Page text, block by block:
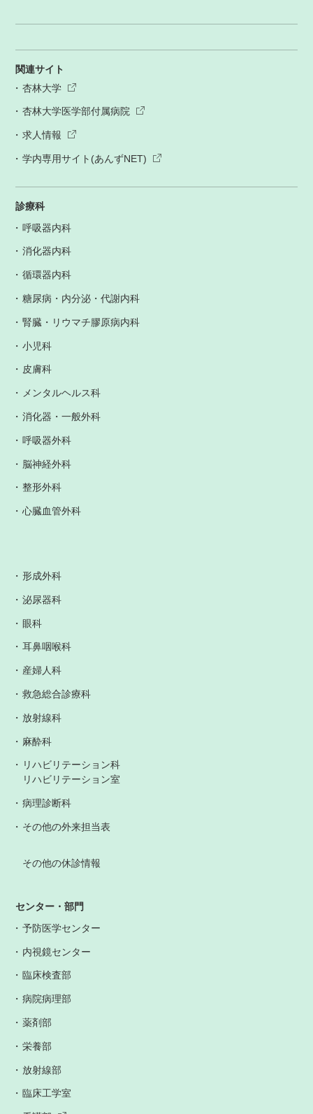
関連サイト
杏林大学
杏林大学医学部付属病院
求人情報
学内専用サイト(あんずNET)
診療科
呼吸器内科
消化器内科
循環器内科
糖尿病・内分泌・代謝内科
腎臓・リウマチ膠原病内科
小児科
皮膚科
メンタルヘルス科
消化器・一般外科
呼吸器外科
脳神経外科
整形外科
心臓血管外科
形成外科
泌尿器科
眼科
耳鼻咽喉科
産婦人科
救急総合診療科
放射線科
麻酔科
リハビリテーション科
リハビリテーション室
病理診断科
その他の外来担当表
その他の休診情報
センター・部門
予防医学センター
内視鏡センター
臨床検査部
病院病理部
薬剤部
栄養部
放射線部
臨床工学室